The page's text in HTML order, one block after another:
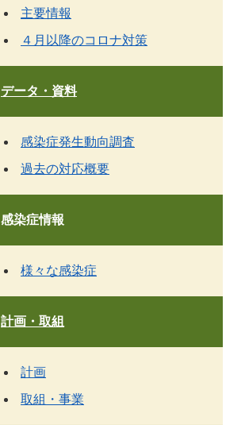
主要情報
４月以降のコロナ対策
データ・資料
感染症発生動向調査
過去の対応概要
感染症情報
様々な感染症
計画・取組
計画
取組・事業